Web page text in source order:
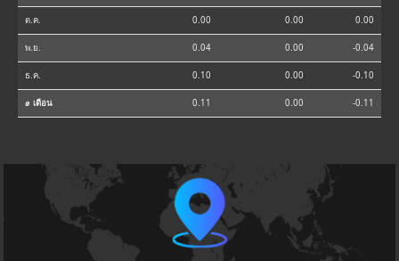
ต.ค. 0.00 0.00 0.00
พ.ย. 0.04 0.00 -0.04
ธ.ค. 0.10 0.00 -0.10
⌀ เดือน 0.11 0.00 -0.11